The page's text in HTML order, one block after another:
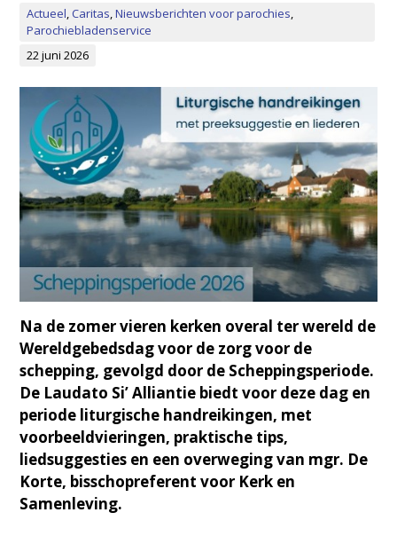
Actueel,Caritas,Nieuwsberichten voor parochies,
Parochiebladenservice
22 juni 2026
Na de zomer vieren kerken overal ter wereld de
Wereldgebedsdag voor de zorg voor de
schepping, gevolgd door de Scheppingsperiode.
De Laudato Si’ Alliantie biedt voor deze dag en
periode liturgische handreikingen, met
voorbeeldvieringen, praktische tips,
liedsuggesties en een overweging van mgr. De
Korte, bisschopreferent voor Kerk en
Samenleving.